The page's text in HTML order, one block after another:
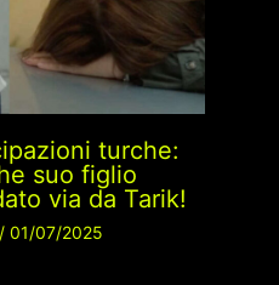
turche:
suo figlio
via da Tarik!
01/07/2025